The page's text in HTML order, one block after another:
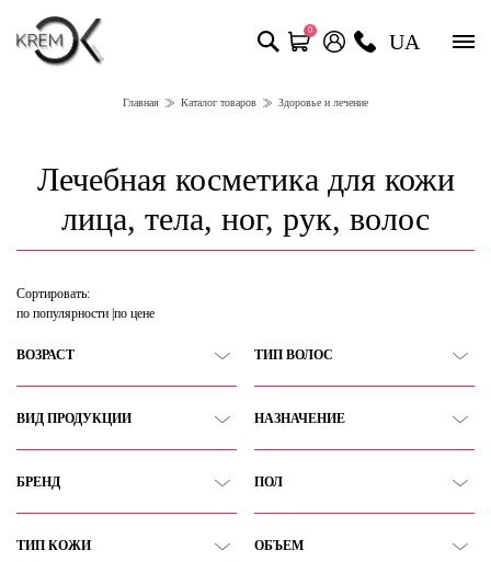
0 UA
Главная Каталог товаров Здоровье и лечение
Лечебная косметика для кожи
лица, тела, ног, рук, волос
Сортировать:
по популярности по цене
ВОЗРАСТ ТИП ВОЛОС
ВИД ПРОДУКЦИИ НАЗНАЧЕНИЕ
БРЕНД ПОЛ
ТИП КОЖИ ОБЪЕМ